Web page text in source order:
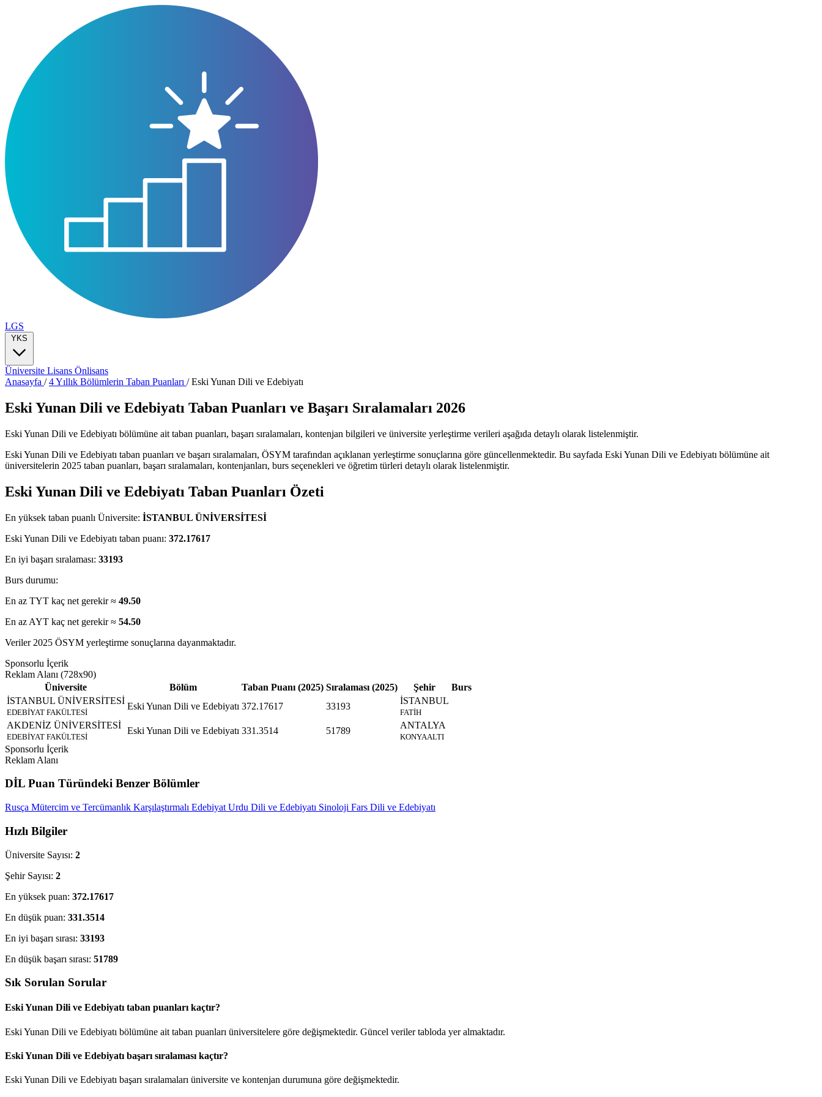
LGS
YKS
Üniversite Lisans Önlisans
Anasayfa /4 Yıllık Bölümlerin Taban Puanları /Eski Yunan Dili ve Edebiyatı
Eski Yunan Dili ve Edebiyatı Taban Puanları ve Başarı Sıralamaları 2026
Eski Yunan Dili ve Edebiyatı bölümüne ait taban puanları, başarı sıralamaları, kontenjan bilgileri ve üniversite yerleştirme verileri aşağıda detaylı olarak listelenmiştir.
Eski Yunan Dili ve Edebiyatı taban puanları ve başarı sıralamaları, ÖSYM tarafından açıklanan yerleştirme sonuçlarına göre güncellenmektedir. Bu sayfada Eski Yunan Dili ve Edebiyatı bölümüne ait
üniversitelerin 2025 taban puanları, başarı sıralamaları, kontenjanları, burs seçenekleri ve öğretim türleri detaylı olarak listelenmiştir.
Eski Yunan Dili ve Edebiyatı Taban Puanları Özeti
En yüksek taban puanlı Üniversite: İSTANBUL ÜNİVERSİTESİ
Eski Yunan Dili ve Edebiyatı taban puanı: 372.17617
En iyi başarı sıralaması: 33193
Burs durumu:
En az TYT kaç net gerekir ≈ 49.50
En az AYT kaç net gerekir ≈ 54.50
Veriler 2025 ÖSYM yerleştirme sonuçlarına dayanmaktadır.
Sponsorlu İçerik
Reklam Alanı (728x90)
Üniversite
Bölüm Taban Puanı (2025) Sıralaması (2025) Şehir
Burs
İSTANBUL ÜNİVERSİTESİ
EDEBİYAT FAKÜLTESİ
Eski Yunan Dili ve Edebiyatı 372.17617 33193
İSTANBUL
FATİH
AKDENİZ ÜNİVERSİTESİ
EDEBİYAT FAKÜLTESİ
Eski Yunan Dili ve Edebiyatı 331.3514 51789
ANTALYA
KONYAALTI
Sponsorlu İçerik
Reklam Alanı
DİL Puan Türündeki Benzer Bölümler
Rusça Mütercim ve Tercümanlık Karşılaştırmalı Edebiyat Urdu Dili ve Edebiyatı Sinoloji Fars Dili ve Edebiyatı
Hızlı Bilgiler
Üniversite Sayısı: 2
Şehir Sayısı: 2
En yüksek puan: 372.17617
En düşük puan: 331.3514
En iyi başarı sırası: 33193
En düşük başarı sırası: 51789
Sık Sorulan Sorular
Eski Yunan Dili ve Edebiyatı taban puanları kaçtır?
Eski Yunan Dili ve Edebiyatı bölümüne ait taban puanları üniversitelere göre değişmektedir. Güncel veriler tabloda yer almaktadır.
Eski Yunan Dili ve Edebiyatı başarı sıralaması kaçtır?
Eski Yunan Dili ve Edebiyatı başarı sıralamaları üniversite ve kontenjan durumuna göre değişmektedir.